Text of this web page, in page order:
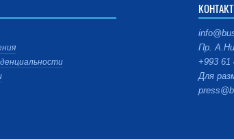
Пр.
+993 61
Для